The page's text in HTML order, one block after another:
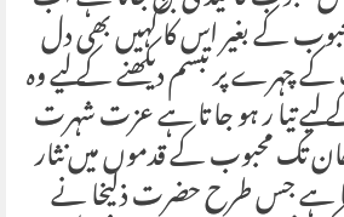
کے بغیر اس کا کہیں بھی دل
چہرے پر تبسم دیکھنے کے لیے وہ
لیے تیا ر ہو جا تا ہے عزت شہرت
تک محبوب کے قدموں میں نثار
ہے جس طرح حضرت ذلیخا نے